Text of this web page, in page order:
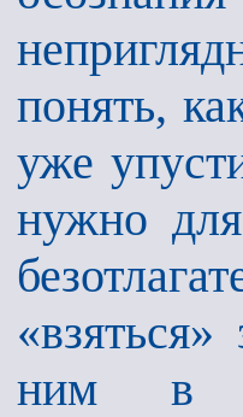
понять,
уже
нужно
ним в